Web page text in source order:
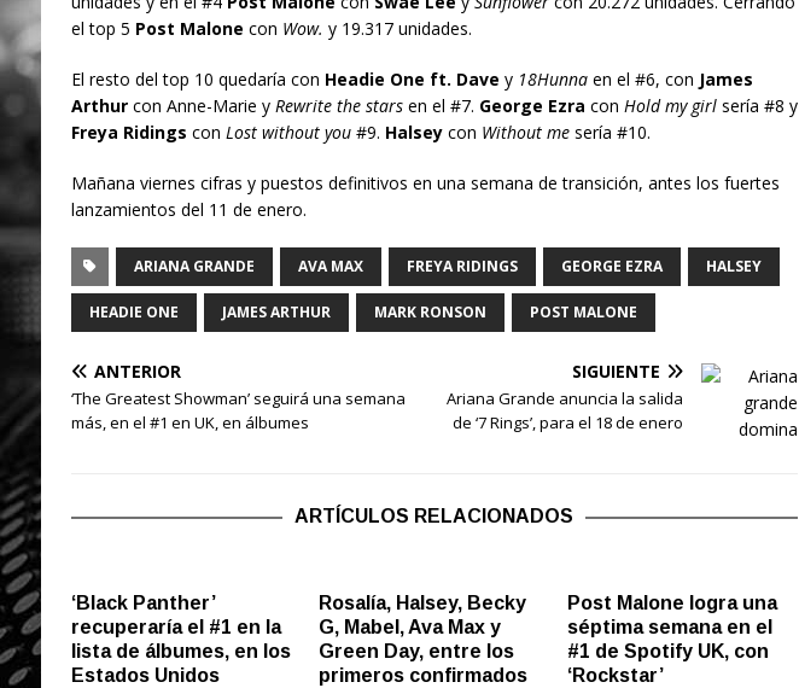
el top 5 Post Malone con Wow. y 19.317 unidades.
El resto del top 10 quedaría con Headie One ft. Dave y 18Hunnaen el #6, con James
Arthurcon Anne-Marie y Rewrite the starsen el #7. George Ezra con Hold my girlsería #8 y
Freya Ridings con Lost without you#9. Halseycon Without mesería #10.
Mañana viernes cifras y puestos definitivos en una semana de transición, antes los fuertes
lanzamientos del 11 de enero.
ARIANA GRANDE AVA MAX FREYA RIDINGS GEORGE EZRA HALSEY
HEADIE ONE JAMES ARTHUR MARK RONSON POST MALONE
ANTERIOR
‘The Greatest Showman’ seguirá una semana
más, en el #1 en UK, en álbumes
SIGUIENTE
Ariana Grande anuncia la salida
de ‘7 Rings’, para el 18 de enero
ARTÍCULOS RELACIONADOS
‘Black Panther’
recuperaría el #1 en la
lista de álbumes, en los
Estados Unidos
Rosalía, Halsey, Becky
G, Mabel, Ava Max y
Green Day, entre los
primeros confirmados
Post Malone logra una
séptima semana en el
#1 de Spotify UK, con
‘Rockstar’